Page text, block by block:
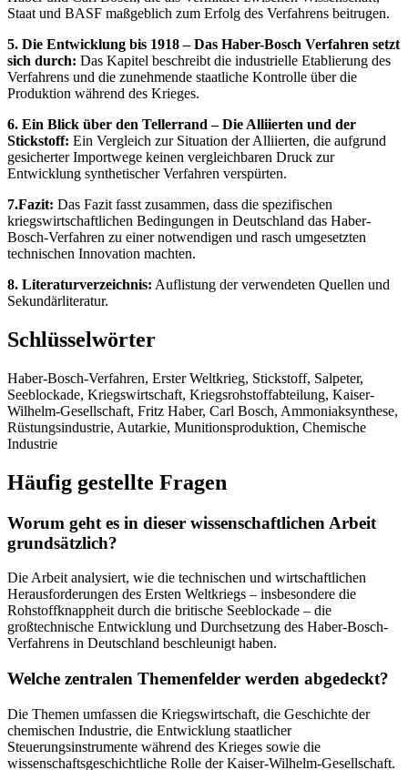
Staat und BASF maßgeblich zum Erfolg des Verfahrens beitrugen.
5. Die Entwicklung bis 1918 – Das Haber-Bosch Verfahren setzt
sich durch: Das Kapitel beschreibt die industrielle Etablierung des
Verfahrens und die zunehmende staatliche Kontrolle über die
Produktion während des Krieges.
6. Ein Blick über den Tellerrand – Die Alliierten und der
Stickstoff: Ein Vergleich zur Situation der Alliierten, die aufgrund
gesicherter Importwege keinen vergleichbaren Druck zur
Entwicklung synthetischer Verfahren verspürten.
7.Fazit: Das Fazit fasst zusammen, dass die spezifischen
kriegswirtschaftlichen Bedingungen in Deutschland das Haber-
Bosch-Verfahren zu einer notwendigen und rasch umgesetzten
technischen Innovation machten.
8. Literaturverzeichnis: Auflistung der verwendeten Quellen und
Sekundärliteratur.
Schlüsselwörter
Haber-Bosch-Verfahren, Erster Weltkrieg, Stickstoff, Salpeter,
Seeblockade, Kriegswirtschaft, Kriegsrohstoffabteilung, Kaiser-
Wilhelm-Gesellschaft, Fritz Haber, Carl Bosch, Ammoniaksynthese,
Rüstungsindustrie, Autarkie, Munitionsproduktion, Chemische
Industrie
Häufig gestellte Fragen
Worum geht es in dieser wissenschaftlichen Arbeit
grundsätzlich?
Die Arbeit analysiert, wie die technischen und wirtschaftlichen
Herausforderungen des Ersten Weltkriegs – insbesondere die
Rohstoffknappheit durch die britische Seeblockade – die
großtechnische Entwicklung und Durchsetzung des Haber-Bosch-
Verfahrens in Deutschland beschleunigt haben.
Welche zentralen Themenfelder werden abgedeckt?
Die Themen umfassen die Kriegswirtschaft, die Geschichte der
chemischen Industrie, die Entwicklung staatlicher
Steuerungsinstrumente während des Krieges sowie die
wissenschaftsgeschichtliche Rolle der Kaiser-Wilhelm-Gesellschaft.